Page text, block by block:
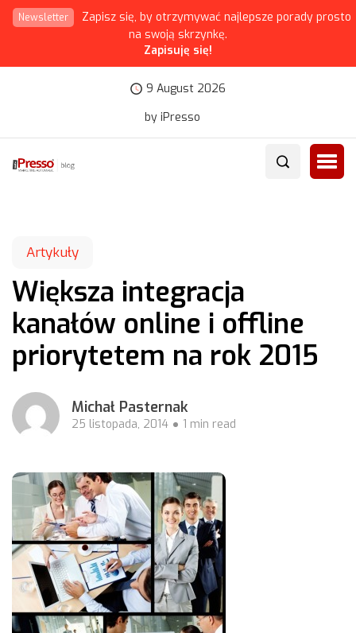
Newsletter
Zapisz się, by otrzymywać najlepsze porady prosto
na swoją skrzynkę.
Zapisuję się!
9 August 2026
by iPresso
Artykuły
Większa integracja
kanałów online i offline
priorytetem na rok 2015
Michał Pasternak
25 listopada, 2014 1 min read